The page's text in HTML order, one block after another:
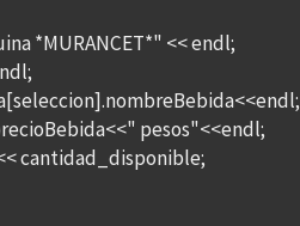
*MURANCET*" << endl;
pesos"<<endl;
cantidad_disponible;